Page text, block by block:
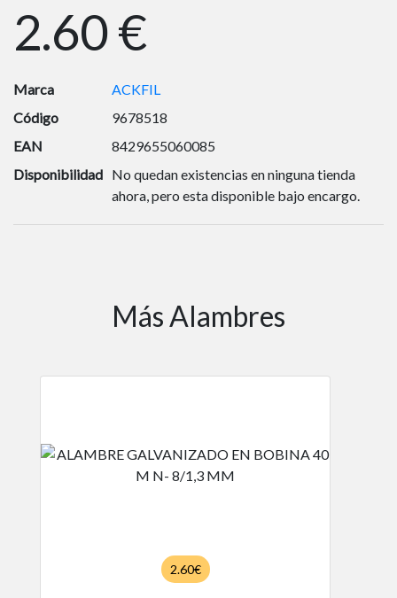
2.60 €
Marca
ACKFIL
Código
9678518
EAN
8429655060085
Disponibilidad No quedan existencias en ninguna tienda
ahora, pero esta disponible bajo encargo.
Más Alambres
2.60€